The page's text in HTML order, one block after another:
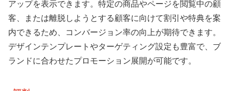
アップを表示できます。特定の商品やページを閲覧中の顧
客、または離脱しようとする顧客に向けて割引や特典を案
内できるため、コンバージョン率の向上が期待できます。
デザインテンプレートやターゲティング設定も豊富で、ブ
ランドに合わせたプロモーション展開が可能です。